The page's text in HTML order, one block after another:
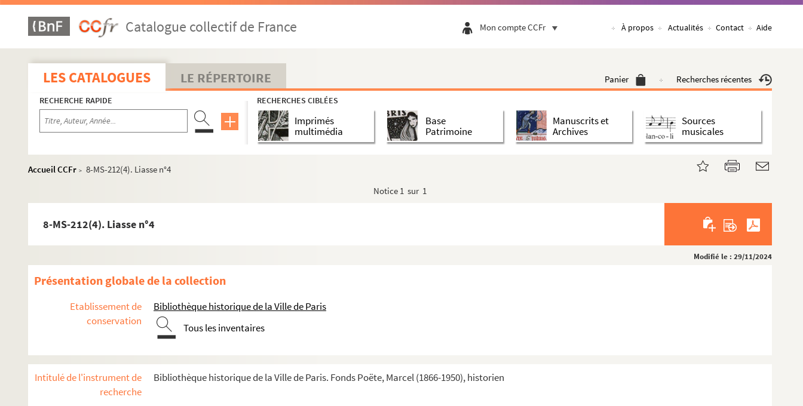
Catalogue collectif de France Mon compte CCFr À propos Actualités Contact Aide
LES CATALOGUES LE RÉPERTOIRE Panier Recherches récentes
RECHERCHE RAPIDE RECHERCHES CIBLÉES
Imprimés
multimédia
Base
Patrimoine
Manuscrits et
Archives
Sources
musicales
Accueil CCFr > 8-MS-212(4). Liasse n°4
Notice 1 sur 1
8-MS-212(4). Liasse n°4
Modifié le : 29/11/2024
Présentation globale de la collection
Etablissement de
conservation
Bibliothèque historique de la Ville de Paris
Tous les inventaires
Intitulé de l'instrument de
recherche
Bibliothèque historique de la Ville de Paris. Fonds Poëte, Marcel (1866-1950), historien
Marcel Poëte. Manuscrits mis au net de ses oeuvres publiées
Antiquité. Notes de travail